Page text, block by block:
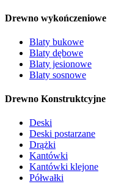
Drewno wykończeniowe
Blaty bukowe
Blaty dębowe
Blaty jesionowe
Blaty sosnowe
Drewno Konstruktcyjne
Deski
Deski postarzane
Drążki
Kantówki
Kantówki klejone
Półwałki